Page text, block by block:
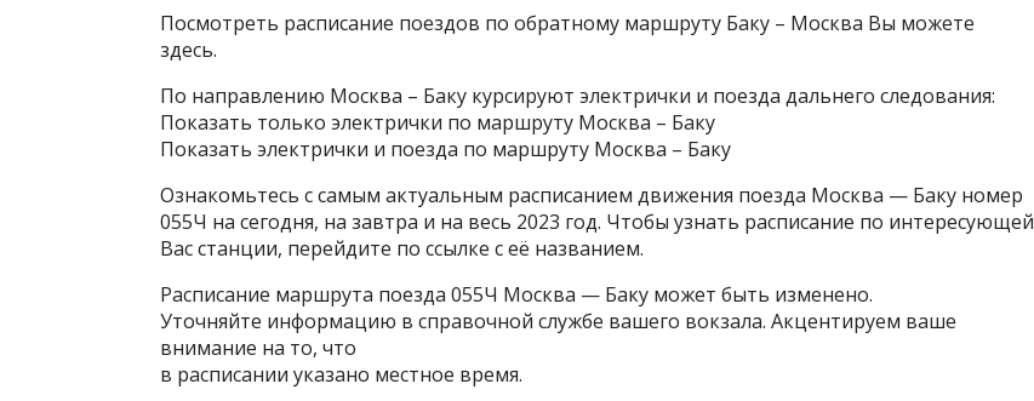
Посмотреть расписание поездов по обратному маршруту Баку – Москва Вы можете
здесь.
По направлению Москва – Баку курсируют электрички и поезда дальнего следования:
Показать только электрички по маршруту Москва – Баку
Показать электрички и поезда по маршруту Москва – Баку
Ознакомьтесь с самым актуальным расписанием движения поезда Москва — Баку номер
055Ч на сегодня, на завтра и на весь 2023 год. Чтобы узнать расписание по интересующей
Вас станции, перейдите по ссылке с её названием.
Расписание маршрута поезда 055Ч Москва — Баку может быть изменено.
Уточняйте информацию в справочной службе вашего вокзала. Акцентируем ваше
внимание на то, что
в расписании указано местное время.